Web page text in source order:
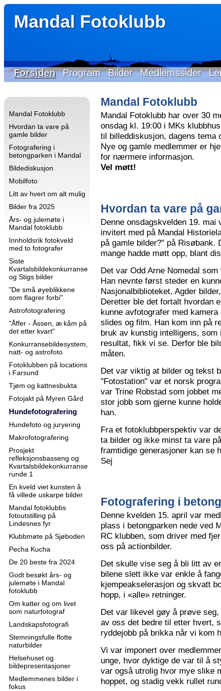
Mandal Fotoklubb
Forsiden Program Bilder Medlemssider
Mandal Fotoklubb
Hvordan ta vare på
gamle bilder
Fotografering i
betongparken i Mandal
Bildediskusjon
Mobilfoto
Litt av hvert om alt mulig
Bilder fra 2025
Års- og julemøte i
Mandal fotoklubb
Innholdsrik fotokveld
med to fotografer
Siste
Kvartalsbildekonkurranse
og Stigs bilder
"De små øyeblikkene
som flagrer forbi"
Astrofotografering
"Åffer - Åssen, æ kåm på
det etter kvart"
Konkurransebildesystem,
natt- og astrofoto
Fotoklubben på locations
i Farsund
Tjøm og kattnesbukta
Fotojakt på Myren Gård
Hundefotografering
Hundefoto og juryering
Makrofotografering
Prosjekt
refleksjonsbasseng og
Kvartalsbildekonkurranse
runde 1
En kveld viet kunsten å
få villede uskarpe bilder
Mandal fotoklubbs
fotoutstilling på
Lindesnes fyr
Klubbmøte på Sjøboden
Pecha Kucha
De 20 beste fra 2024
Godt besøkt års- og
julemøte i Mandal
fotoklubb
Om katter og om livet
som naturfotograf
Landskapsfotografi
Stemningsfulle flotte
naturbilder
Helsehuset og
bildepresentasjoner
Medlemmenes bilder i
fokus
Mandal Fotoklubb
Mandal Fotoklubb har over 30
onsdag kl. 19:00 i MKs
til billeddiskusjon, dagens
Nye og gamle medlemmer er
for nærmere informasjon.
Vel møtt!
Hvordan ta vare på
Denne onsdagskvelden 19.
invitert med på Mandal
på gamle bilder?" på
mange hadde møtt opp, blant
Det var Odd Arne Nomedal
Han nevnte først steder en
Nasjonalbiblioteket, Agder
Deretter ble det fortalt hvordan
kunne avfotografer med
slides og film. Han kom inn på
bruk av kunstig intelligens,
resultat, fikk vi se. Derfor ble
måten.
Det var viktig at bilder og tekst
"Fotostation" var et norsk
var Trine Robstad som jobbet
stor jobb som gjerne kunne
han.
Fra et fotoklubbperspektiv var
ta bilder og ikke minst ta vare
framtidige generasjoner kan se
Sej
Fotografering i
Denne kvelden 15. april var
plass i betongparken nede ved
RC klubben, som driver med
oss på actionbilder.
Det skulle vise seg å bli litt av
bilene slett ikke var enkle å
kjempeakselerasjon og skvatt
hopp, i «alle» retninger.
Det var likevel gøy å prøve
av oss det bedre til etter hvert,
ryddejobb på brikka når vi kom
Vi var imponert over
unge, hvor dyktige de var til å
var også utrolig hvor mye slike
hoppet, og stadig vekk rullet